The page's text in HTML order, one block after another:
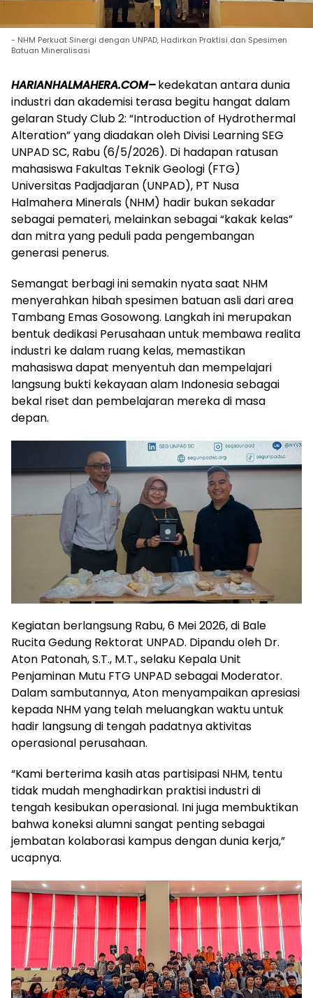
- NHM Perkuat Sinergi dengan UNPAD, Hadirkan Praktisi dan Spesimen
Batuan Mineralisasi
HARIANHALMAHERA.COM–kedekatan antara dunia
industri dan akademisi terasa begitu hangat dalam
gelaran Study Club 2: “Introduction of Hydrothermal
Alteration” yang diadakan oleh Divisi Learning SEG
UNPAD SC, Rabu (6/5/2026). Di hadapan ratusan
mahasiswa Fakultas Teknik Geologi (FTG)
Universitas Padjadjaran (UNPAD), PT Nusa
Halmahera Minerals (NHM) hadir bukan sekadar
sebagai pemateri, melainkan sebagai “kakak kelas”
dan mitra yang peduli pada pengembangan
generasi penerus.
Semangat berbagi ini semakin nyata saat NHM
menyerahkan hibah spesimen batuan asli dari area
Tambang Emas Gosowong. Langkah ini merupakan
bentuk dedikasi Perusahaan untuk membawa realita
industri ke dalam ruang kelas, memastikan
mahasiswa dapat menyentuh dan mempelajari
langsung bukti kekayaan alam Indonesia sebagai
bekal riset dan pembelajaran mereka di masa
depan.
Kegiatan berlangsung Rabu, 6 Mei 2026, di Bale
Rucita Gedung Rektorat UNPAD. Dipandu oleh Dr.
Aton Patonah, S.T., M.T., selaku Kepala Unit
Penjaminan Mutu FTG UNPAD sebagai Moderator.
Dalam sambutannya, Aton menyampaikan apresiasi
kepada NHM yang telah meluangkan waktu untuk
hadir langsung di tengah padatnya aktivitas
operasional perusahaan.
“Kami berterima kasih atas partisipasi NHM, tentu
tidak mudah menghadirkan praktisi industri di
tengah kesibukan operasional. Ini juga membuktikan
bahwa koneksi alumni sangat penting sebagai
jembatan kolaborasi kampus dengan dunia kerja,”
ucapnya.